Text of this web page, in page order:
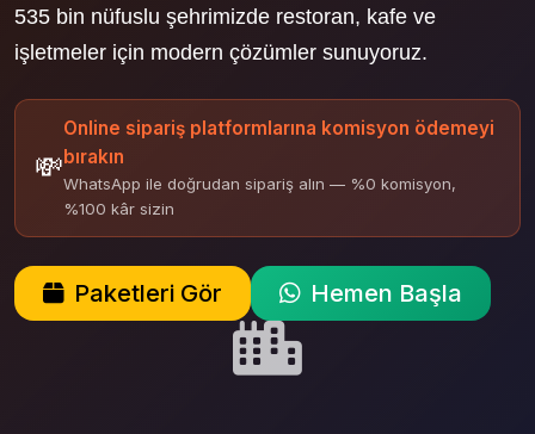
535 bin nüfuslu şehrimizde restoran, kafe ve
işletmeler için modern çözümler sunuyoruz.
💸
Online sipariş platformlarına komisyon ödemeyi
bırakın
WhatsApp ile doğrudan sipariş alın — %0 komisyon,
%100 kâr sizin
Paketleri Gör Hemen Başla